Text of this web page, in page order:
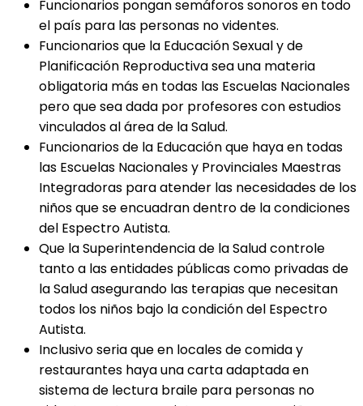
Funcionarios pongan semáforos sonoros en todo
el país para las personas no videntes.
Funcionarios que la Educación Sexual y de
Planificación Reproductiva sea una materia
obligatoria más en todas las Escuelas Nacionales
pero que sea dada por profesores con estudios
vinculados al área de la Salud.
Funcionarios de la Educación que haya en todas
las Escuelas Nacionales y Provinciales Maestras
Integradoras para atender las necesidades de los
niños que se encuadran dentro de la condiciones
del Espectro Autista.
Que la Superintendencia de la Salud controle
tanto a las entidades públicas como privadas de
la Salud asegurando las terapias que necesitan
todos los niños bajo la condición del Espectro
Autista.
Inclusivo seria que en locales de comida y
restaurantes haya una carta adaptada en
sistema de lectura braile para personas no